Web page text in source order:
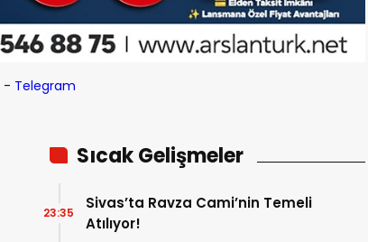
- Telegram
Sıcak Gelişmeler
Sivas’ta Ravza Cami’nin Temeli
Atılıyor!
23:35